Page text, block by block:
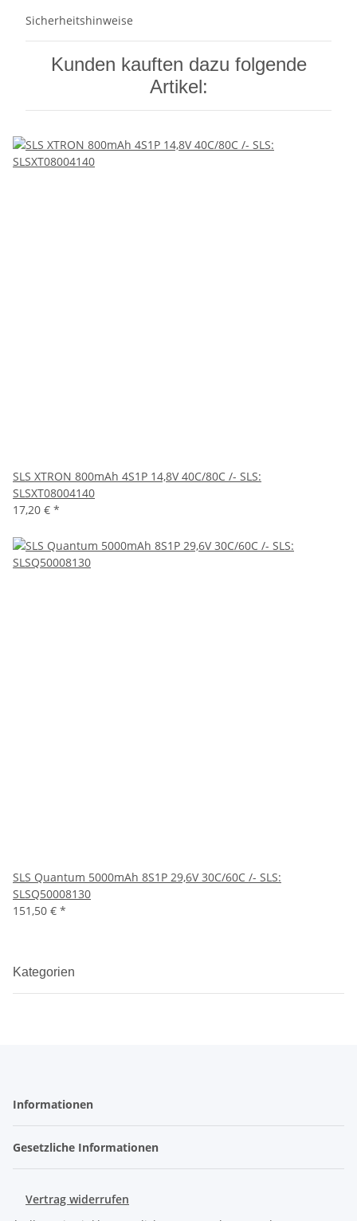
Sicherheitshinweise
Kunden kauften dazu folgende
Artikel:
SLS XTRON 800mAh 4S1P 14,8V 40C/80C /- SLS:
SLSXT08004140
17,20 € *
SLS Quantum 5000mAh 8S1P 29,6V 30C/60C /- SLS:
SLSQ50008130
151,50 € *
Kategorien
Informationen
Gesetzliche Informationen
Vertrag widerrufen